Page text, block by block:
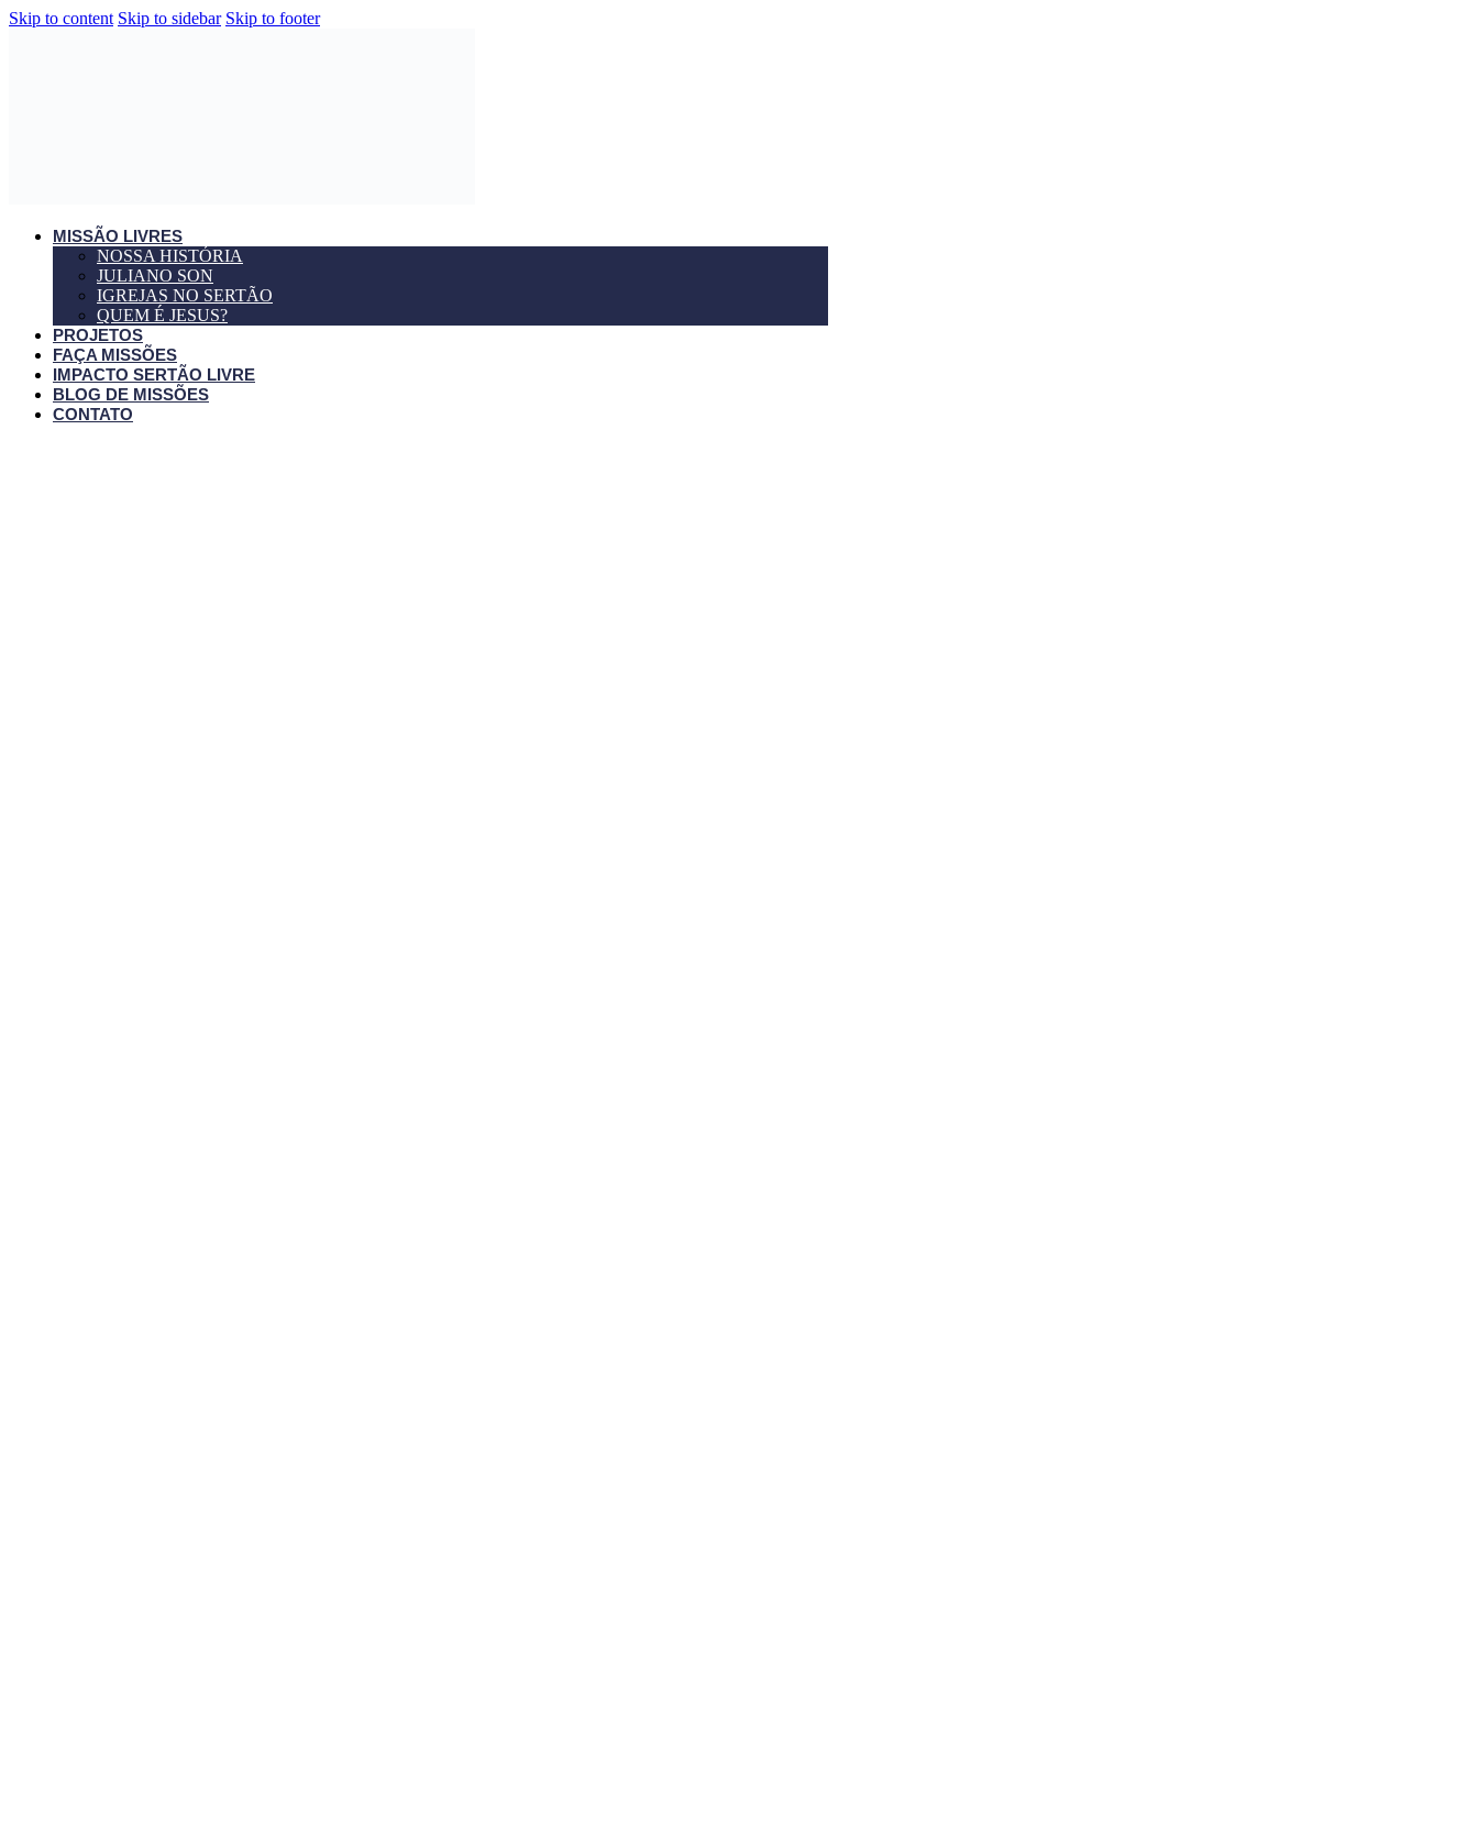
Skip to content Skip to sidebar Skip to footer
MISSÃO LIVRES
NOSSA HISTÓRIA
JULIANO SON
IGREJAS NO SERTÃO
QUEM É JESUS?
PROJETOS
FAÇA MISSÕES
IMPACTO SERTÃO LIVRE
BLOG DE MISSÕES
CONTATO